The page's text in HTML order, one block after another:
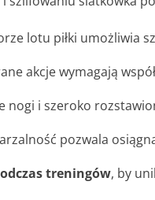
lotu piłki umożliwia
akcje wymagają
nogi i szeroko
pozwala
treningów, by